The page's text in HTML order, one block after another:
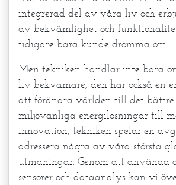
integrerad del av våra liv och
av bekvämlighet och
tidigare bara kunde drömma om.
Men tekniken handlar inte bara
liv bekvämare; den har också en
att förändra världen till det
miljövänliga energilösningar till
innovation, tekniken spelar en
adressera några av våra största
utmaningar. Genom att använda
sensorer och dataanalys kan vi